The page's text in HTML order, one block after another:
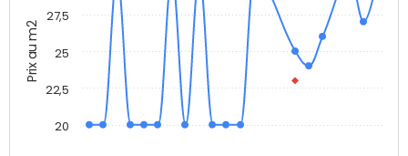
Prix au m2
20
22,5
25
27,5